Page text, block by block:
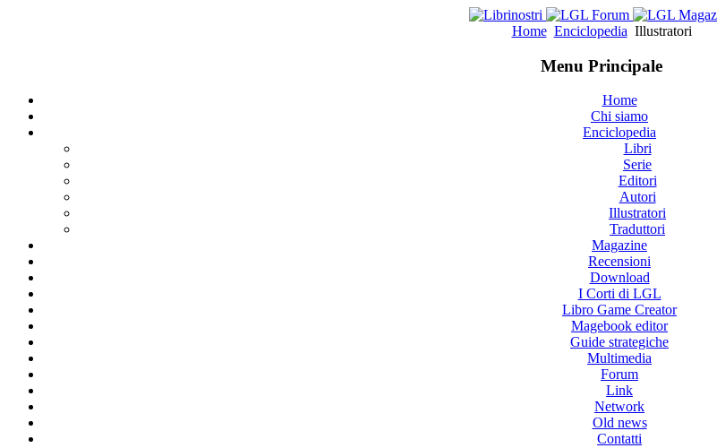
Home Enciclopedia Illustratori
Menu Principale
Home
Chi siamo
Enciclopedia
Libri
Serie
Editori
Autori
Illustratori
Traduttori
Magazine
Recensioni
Download
I Corti di LGL
Libro Game Creator
Magebook editor
Guide strategiche
Multimedia
Forum
Link
Network
Old news
Contatti